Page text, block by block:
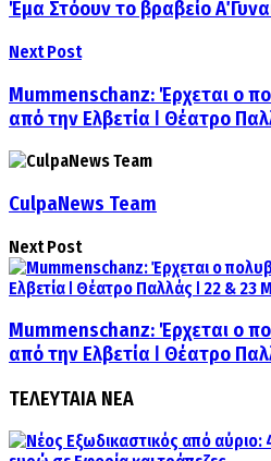
Έμα Στόουν το βραβείο Α΄
Next Post
Mummenschanz: Έρχεται ο
από την Ελβετία ǀ Θέατρο
CulpaNews Team
Next Post
Mummenschanz: Έρχεται ο
από την Ελβετία ǀ Θέατρο
ΤΕΛΕΥΤΑΙΑ ΝΕΑ